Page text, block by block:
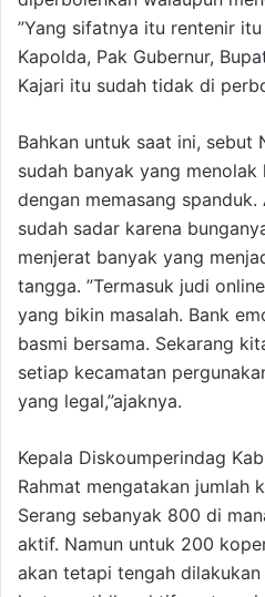
”Yang sifatnya itu rentenir
Kapolda, Pak Gubernur,
Kajari itu sudah tidak di
Bahkan untuk saat ini, sebut
sudah banyak yang
dengan memasang
sudah sadar karena
menjerat banyak yang
tangga. ”Termasuk judi
yang bikin masalah. Bank
basmi bersama. Sekarang
setiap kecamatan
yang legal,”ajaknya.
Kepala Diskoumperindag
Rahmat mengatakan jumlah
Serang sebanyak 800 di
aktif. Namun untuk 200
akan tetapi tengah